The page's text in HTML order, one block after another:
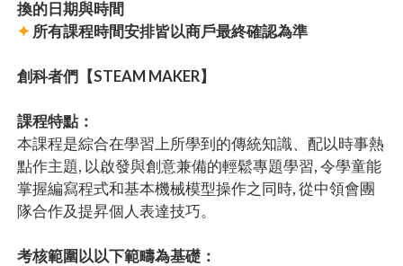
換的日期與時間
✦ 所有課程時間安排皆以商戶最終確認為準
​創科者們【​STEAM MAKER】
課程特點：
本課程是綜合在學習上所學到的傳統知識、配以時事熱
點作主題, 以啟發與創意兼備的輕鬆專題學習, 令學童能
掌握編寫程式和基本機械模型操作之同時, 從中領會團
隊合作及提昇個人表達技巧。
考核範圍以以下範疇為基礎：